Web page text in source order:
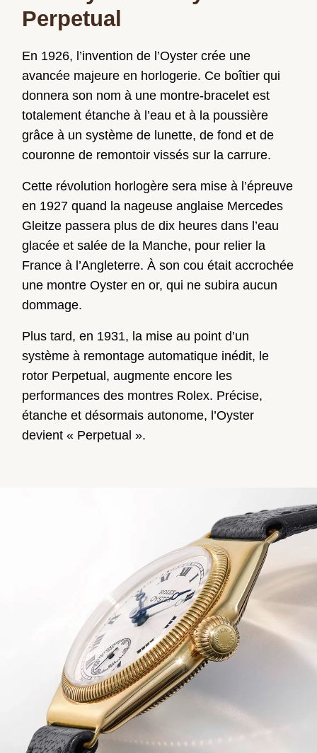
Perpetual
En 1926, l’invention de l’Oyster crée une
avancée majeure en horlogerie. Ce boîtier qui
donnera son nom à une montre-bracelet est
totalement étanche à l’eau et à la poussière
grâce à un système de lunette, de fond et de
couronne de remontoir vissés sur la carrure.
Cette révolution horlogère sera mise à l’épreuve
en 1927 quand la nageuse anglaise Mercedes
Gleitze passera plus de dix heures dans l’eau
glacée et salée de la Manche, pour relier la
France à l’Angleterre. À son cou était accrochée
une montre Oyster en or, qui ne subira aucun
dommage.
Plus tard, en 1931, la mise au point d’un
système à remontage automatique inédit, le
rotor Perpetual, augmente encore les
performances des montres Rolex. Précise,
étanche et désormais autonome, l’Oyster
devient « Perpetual ».